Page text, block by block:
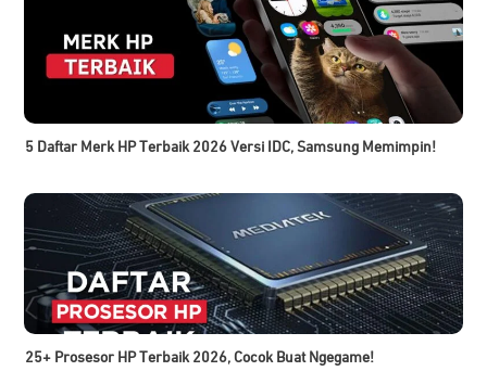
5 Daftar Merk HP Terbaik 2026 Versi IDC, Samsung Memimpin!
25+ Prosesor HP Terbaik 2026, Cocok Buat Ngegame!